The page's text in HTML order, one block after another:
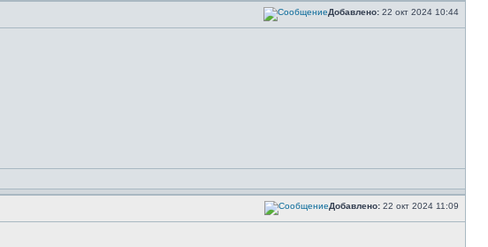
Добавлено: 22 окт 2024 10:44
Добавлено: 22 окт 2024 11:09